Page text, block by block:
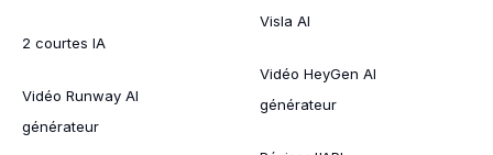
2 courtes IA
Vidéo Runway AI
générateur
Visla AI
Vidéo HeyGen AI
générateur